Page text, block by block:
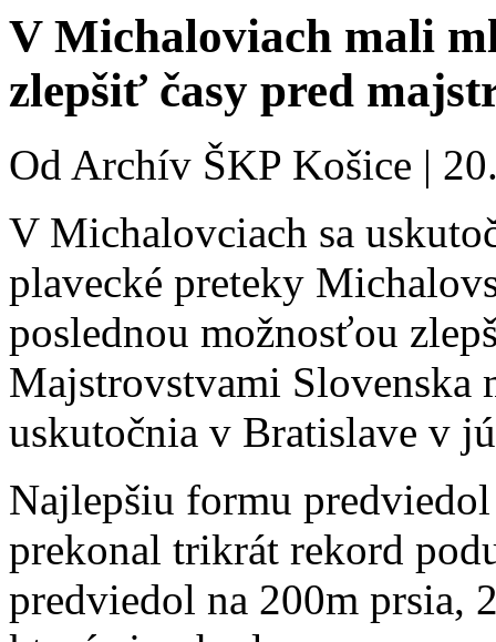
V Michaloviach mali
zlepšiť časy pred
Od Archív ŠKP Košice |
V Michalovciach sa
plavecké preteky
poslednou možnosťou
Majstrovstvami Slovenska
uskutočnia v Bratislave v
Najlepšiu formu
prekonal trikrát rekord
predviedol na 200m prsia,